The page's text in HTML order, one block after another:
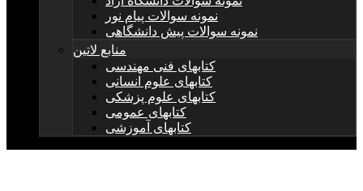
نمونه سوالات پیام نور
نمونه سوالات پیش دانشگاهی
منابع لاتین
کتابهای فنی مهندسی
کتابهای علوم انسانی
کتابهای علوم پزشکی
کتابهای عمومی
کتابهای آموزشی